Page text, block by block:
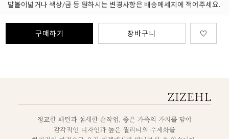
발볼이넓거나 색상/굽 등 원하시는 변경사항은 배송메세지에 적어주세요.
구매하기 장바구니 ♡